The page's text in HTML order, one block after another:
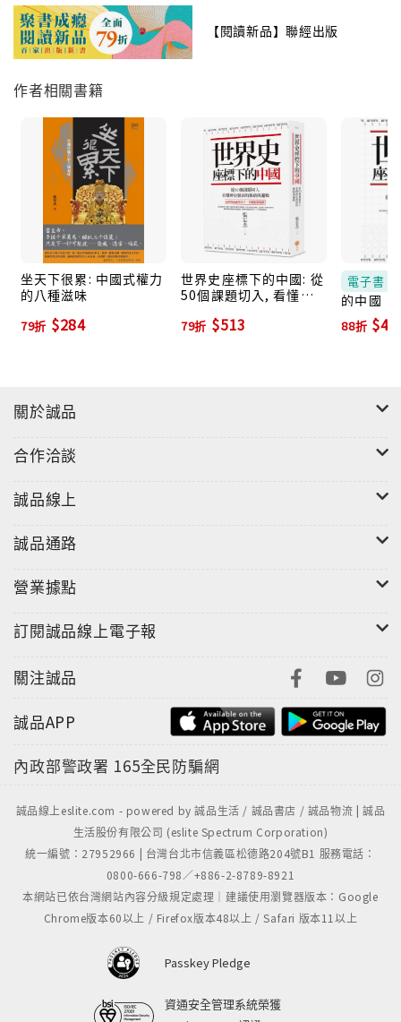
【閱讀新品】聯經出版
作者相關書籍
坐天下很累: 中國式權力
的八種滋味
79折 $284
世界史座標下的中國: 從
50個課題切入, 看懂歷
2版)
79折 $513
電子書
的中國（
書)
88折
關於誠品
合作洽談
誠品線上
誠品通路
營業據點
訂閱誠品線上電子報
關注誠品
誠品APP
內政部警政署 165全民防騙網
誠品線上eslite.com - powered by 誠品生活 / 誠品書店 / 誠品物流 | 誠品
生活股份有限公司 (eslite Spectrum Corporation)
統一編號：27952966 | 台灣台北市信義區松德路204號B1 服務電話：
0800-666-798／+886-2-8789-8921
本網站已依台灣網站內容分級規定處理｜建議使用瀏覽器版本：Google
Chrome版本60以上 / Firefox版本48以上 / Safari 版本11以上
Passkey Pledge
資通安全管理系統榮獲